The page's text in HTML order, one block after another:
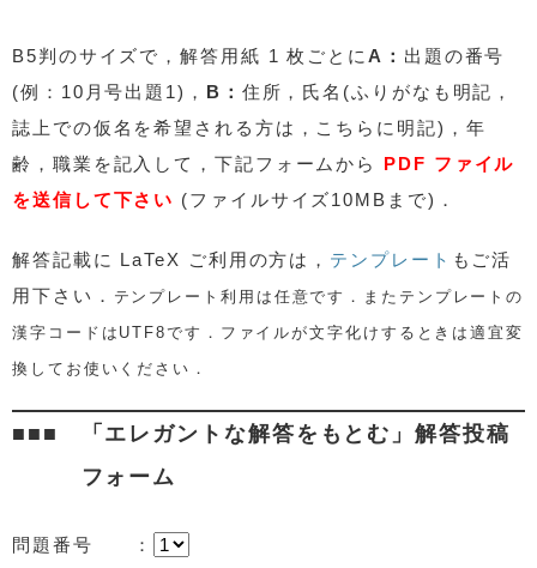
B5判のサイズで，解答用紙 1 枚ごとに A： 出題の番号
(例：10月号出題1)， B： 住所，氏名(ふりがなも明記，
誌上での仮名を希望される方は，こちらに明記)，年
齢，職業を記入して，下記フォームから PDF ファイル
を送信して下さい (ファイルサイズ10MBまで)．
解答記載に LaTeX ご利用の方は， テンプレート もご活
用下さい． テンプレート利用は任意です．またテンプレートの
漢字コードはUTF8です．ファイルが文字化けするときは適宜変
換してお使いください．
「エレガントな解答をもとむ」解答投稿
フォーム
問題番号 ：